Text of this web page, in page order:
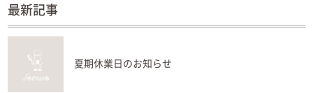
最新記事
夏期休業日のお知らせ